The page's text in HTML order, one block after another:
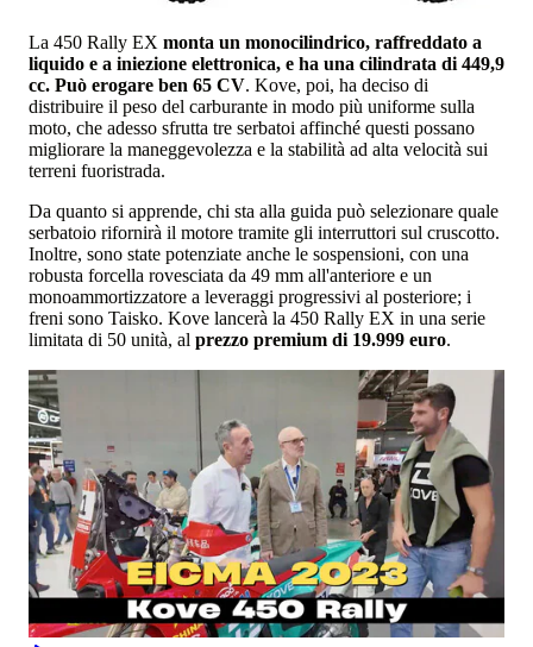
La 450 Rally EX monta un monocilindrico, raffreddato a
liquido e a iniezione elettronica, e ha una cilindrata di 449,9
cc. Può erogare ben 65 CV. Kove, poi, ha deciso di
distribuire il peso del carburante in modo più uniforme sulla
moto, che adesso sfrutta tre serbatoi affinché questi possano
migliorare la maneggevolezza e la stabilità ad alta velocità sui
terreni fuoristrada.
Da quanto si apprende, chi sta alla guida può selezionare quale
serbatoio rifornirà il motore tramite gli interruttori sul cruscotto.
Inoltre, sono state potenziate anche le sospensioni, con una
robusta forcella rovesciata da 49 mm all'anteriore e un
monoammortizzatore a leveraggi progressivi al posteriore; i
freni sono Taisko. Kove lancerà la 450 Rally EX in una serie
limitata di 50 unità, al prezzo premium di 19.999 euro.